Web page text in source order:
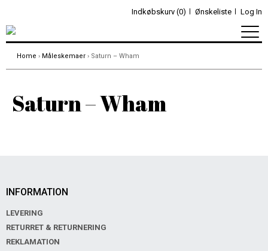
Indkøbskurv (0) Ønskeliste Log In
Home › Måleskemaer › Saturn – Wham
Saturn – Wham
INFORMATION
LEVERING
RETURRET & RETURNERING
REKLAMATION